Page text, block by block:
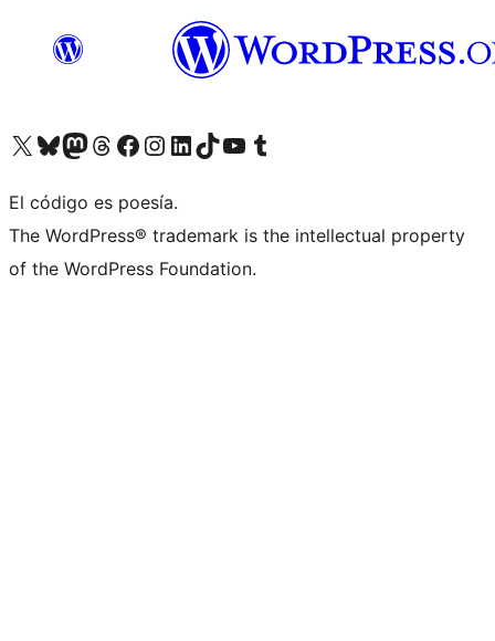
Visita nuestra cuenta de X (anteriormente Twitter)
Visit our Bluesky account
Visit our Mastodon account
Visit our Threads account
Visita nuestra página de Facebook
Visita nuestra cuenta de Instagram
Visita nuestra cuenta de LinkedIn
Visit our TikTok account
Visita nuestro canal de YouTube
Visit our Tumblr account
El código es poesía.
The WordPress® trademark is the intellectual property
of the WordPress Foundation.